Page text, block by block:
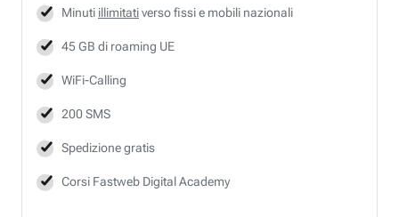
Minuti illimitativerso fissi e mobili nazionali
45 GB di roaming UE
WiFi-Calling
200 SMS
Spedizione gratis
Corsi Fastweb Digital Academy